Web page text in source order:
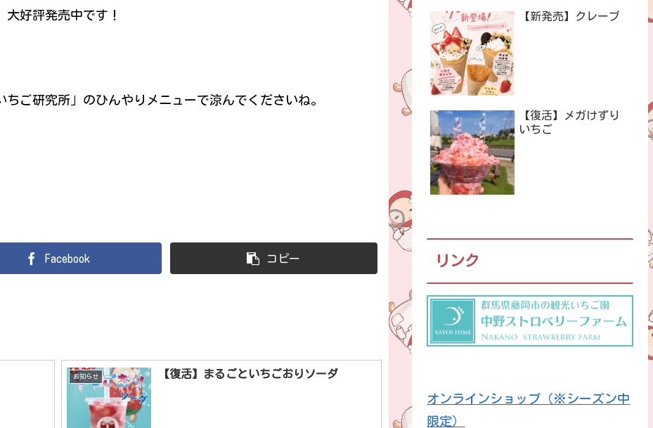
好評発売中です！
ご研究所」のひんやりメニューで涼んでくださいね。
Facebook コピー
お知らせ 【復活】まるごといちごおりソーダ
【新発売】クレープ
【復活】メガけずり
いちご
リンク
オンラインショップ（※シーズン中
限定）